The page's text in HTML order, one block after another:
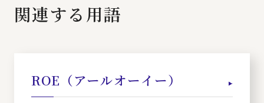
関連する用語
ROE（アールオーイー）